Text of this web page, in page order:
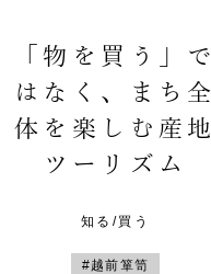
「物を買う」で
はなく、まち全
体を楽しむ産地
ツーリズム
知る/買う
#越前箪笥